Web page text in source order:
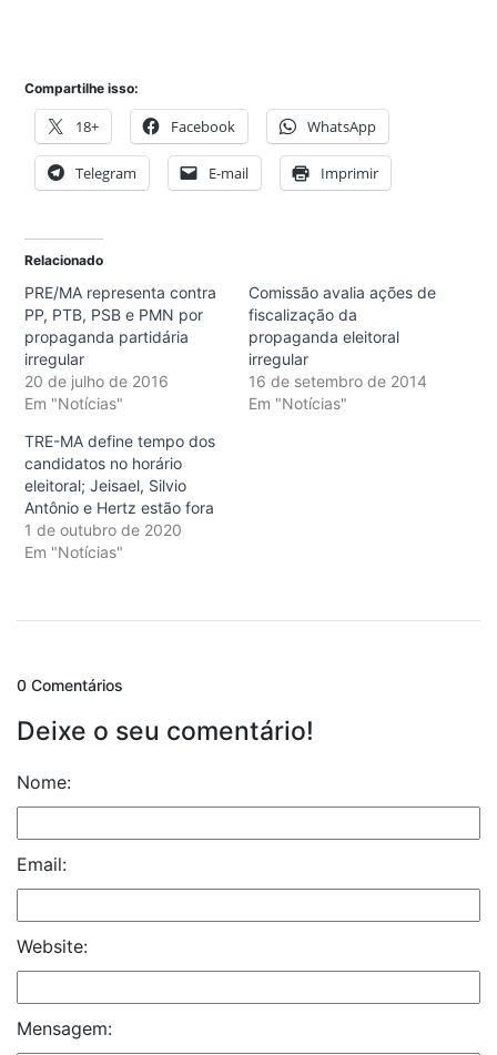
Compartilhe isso:
18+ Facebook WhatsApp
Telegram E-mail Imprimir
Relacionado
PRE/MA representa contra
PP, PTB, PSB e PMN por
propaganda partidária
irregular
20 de julho de 2016
Em "Notícias"
Comissão avalia ações de
fiscalização da
propaganda eleitoral
irregular
16 de setembro de 2014
Em "Notícias"
TRE-MA define tempo dos
candidatos no horário
eleitoral; Jeisael, Silvio
Antônio e Hertz estão fora
1 de outubro de 2020
Em "Notícias"
0 Comentários
Deixe o seu comentário!
Nome:
Email:
Website:
Mensagem: